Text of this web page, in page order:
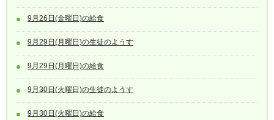
9月26日(金曜日)の給食
9月29日(月曜日)の生徒のようす
9月29日(月曜日)の給食
9月30日(火曜日)の生徒のようす
9月30日(火曜日)の給食